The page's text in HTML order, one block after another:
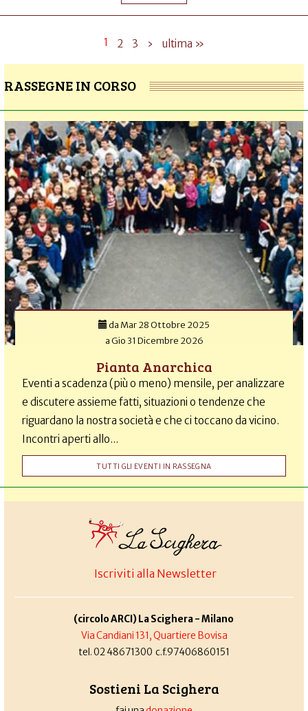
1 2 3 › ultima »
RASSEGNE IN CORSO
da Mar 28 Ottobre 2025
aGio 31 Dicembre 2026
Pianta Anarchica
Eventi a scadenza (più o meno) mensile, per analizzare
e discutere assieme fatti, situazioni o tendenze che
riguardano la nostra società e che ci toccano da vicino.
Incontri aperti allo...
TUTTI GLI EVENTI IN RASSEGNA
Iscriviti alla Newsletter
(circolo ARCI) La Scighera - Milano
Via Candiani 131, Quartiere Bovisa
tel. 02 48671300 c.f.97406860151
Sostieni La Scighera